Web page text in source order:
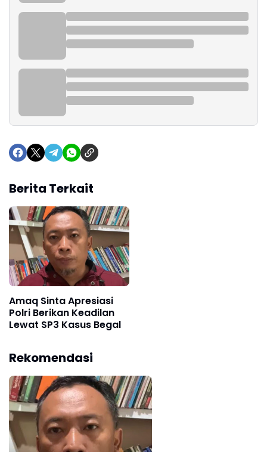
Berita Terkait
Amaq Sinta Apresiasi
Polri Berikan Keadilan
Lewat SP3 Kasus Begal
Rekomendasi